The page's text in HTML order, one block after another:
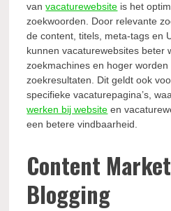
vanvacaturewebsite is het
zoekwoorden. Door relevante
de content, titels, meta-tags en
kunnen vacaturewebsites beter
zoekmachines en hoger
zoekresultaten. Dit geldt ook
specifieke vacaturepagina’s,
werken bij website en
een betere vindbaarheid.
Content
Blogging